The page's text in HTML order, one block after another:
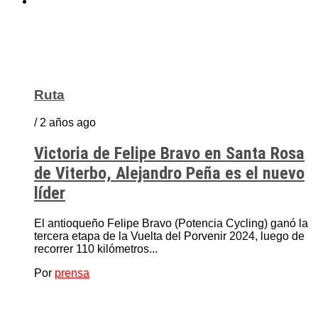
Ruta
/ 2 años ago
Victoria de Felipe Bravo en Santa Rosa
de Viterbo, Alejandro Peña es el nuevo
líder
El antioqueño Felipe Bravo (Potencia Cycling) ganó la
tercera etapa de la Vuelta del Porvenir 2024, luego de
recorrer 110 kilómetros...
Por prensa